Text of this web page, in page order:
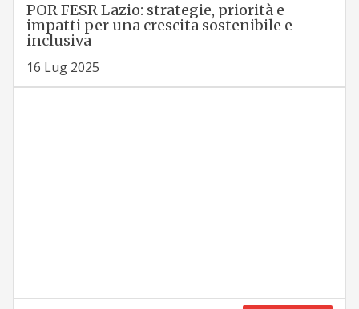
POR FESR Lazio: strategie, priorità e
impatti per una crescita sostenibile e
inclusiva
16 Lug 2025